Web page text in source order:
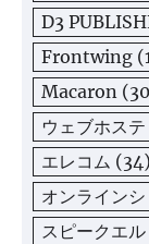
D3
Frontwing
Macaron
ウェブホス
エレコム (34)
オンライン
スピークエル